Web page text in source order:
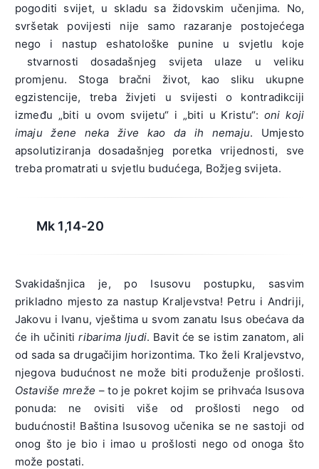
pogoditi svijet, u skladu sa židovskim učenjima. No,
svršetak povijesti nije samo razaranje postojećega
nego i nastup eshatološke punine u svjetlu koje
stvarnosti dosadašnjeg svijeta ulaze u veliku
promjenu. Stoga bračni život, kao sliku ukupne
egzistencije, treba živjeti u svijesti o kontradikciji
između „biti u ovom svijetu“ i „biti u Kristu“: oni koji
imaju žene neka žive kao da ih nemaju. Umjesto
apsolutiziranja dosadašnjeg poretka vrijednosti, sve
treba promatrati u svjetlu budućega, Božjeg svijeta.
Mk 1,14-20
Svakidašnjica je, po Isusovu postupku, sasvim
prikladno mjesto za nastup Kraljevstva! Petru i Andriji,
Jakovu i Ivanu, vještima u svom zanatu Isus obećava da
će ih učinitiribarima ljudi. Bavit će se istim zanatom, ali
od sada sa drugačijim horizontima. Tko želi Kraljevstvo,
njegova budućnost ne može biti produženje prošlosti.
Ostaviše mreže – to je pokret kojim se prihvaća Isusova
ponuda: ne ovisiti više od prošlosti nego od
budućnosti! Baština Isusovog učenika se ne sastoji od
onog što je bio i imao u prošlosti nego od onoga što
može postati.